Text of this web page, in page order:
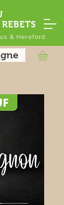
& Hereford